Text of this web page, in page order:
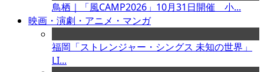
鳥栖｜「風CAMP2026」10月31日開催 小...
映画・演劇・アニメ・マンガ
福岡「ストレンジャー・シングス 未知の世界」
LI...